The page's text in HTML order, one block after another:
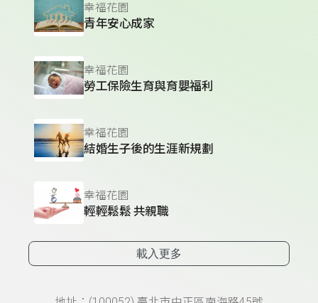
幸福花園
青年安心成家
幸福花園
勞工保險生育與育嬰福利
幸福花園
結婚生子後的生涯新規劃
幸福花園
輕輕鬆鬆 共親職
載入更多